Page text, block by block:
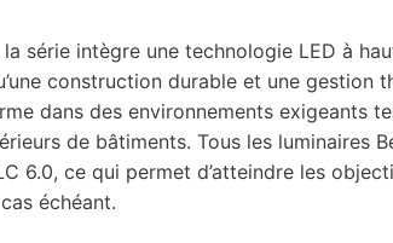
série intègre une technologie LED à
construction durable et une gestion
dans des environnements exigeants
de bâtiments. Tous les luminaires
6.0, ce qui permet d’atteindre les
échéant.